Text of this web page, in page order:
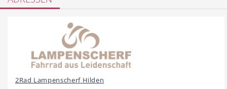
Einkaufen DE-News
News
2Rad Lampenscherf Hilden